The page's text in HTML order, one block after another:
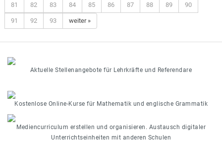
81 82 83 84 85 86 87 88 89 90
91 92 93 weiter »
Aktuelle Stellenangebote für Lehrkräfte und Referendare
Kostenlose Online-Kurse für Mathematik und englische Grammatik
Mediencurriculum erstellen und organisieren. Austausch digitaler
Unterrichtseinheiten mit anderen Schulen